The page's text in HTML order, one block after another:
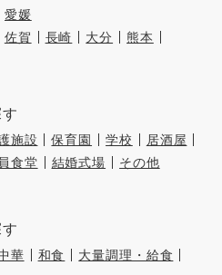
愛媛
佐賀 長崎 大分
熊本
施設 保育園 学校
居酒屋
食堂 結婚式場 その他
華 和食
大量調理・給食